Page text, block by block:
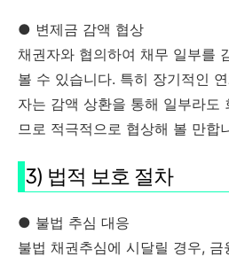
● 변제금 감액 협상
채권자와 협의하여 채무 일부를
볼 수 있습니다. 특히 장기적인
자는 감액 상환을 통해 일부라도
므로 적극적으로 협상해 볼 만합
3) 법적 보호 절차
● 불법 추심 대응
불법 채권추심에 시달릴 경우,